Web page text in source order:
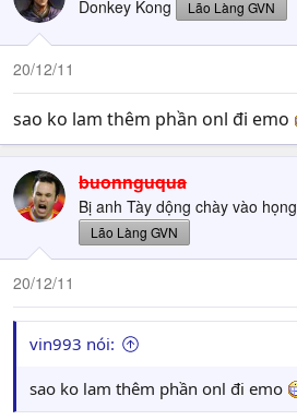
a
r
e
r
Donkey Kong Lão Làng GVN
20/12/11
sao ko lam thêm phần onl đi emo
buonnguqua
Bị anh Tày dộng chày vào họng
Lão Làng GVN
20/12/11
vin993 nói:
sao ko lam thêm phần onl đi emo